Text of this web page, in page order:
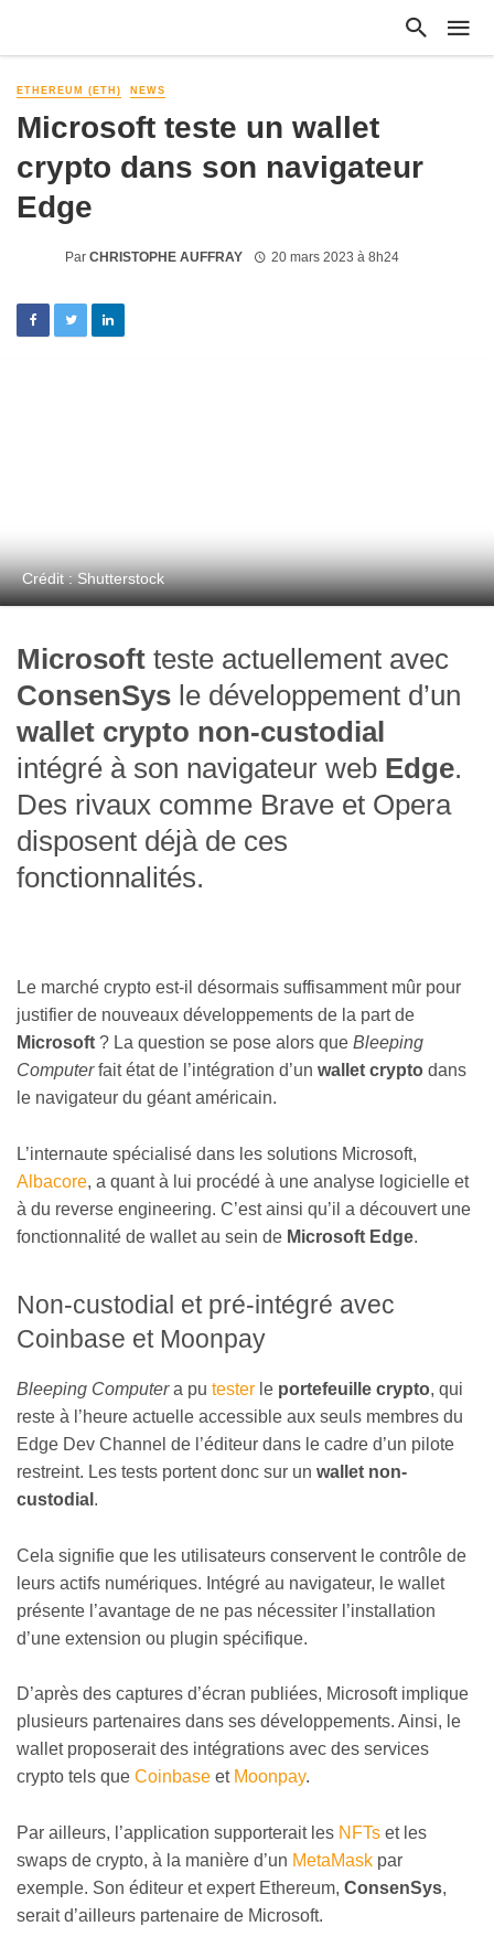
ETHEREUM (ETH) NEWS
Microsoft teste un wallet
crypto dans son navigateur
Edge
Par CHRISTOPHE AUFFRAY 20 mars 2023 à 8h24
Crédit : Shutterstock
Microsoft teste actuellement avec
ConsenSys le développement d’un
wallet crypto non-custodial
intégré à son navigateur web Edge.
Des rivaux comme Brave et Opera
disposent déjà de ces
fonctionnalités.
Le marché crypto est-il désormais suffisamment mûr pour
justifier de nouveaux développements de la part de
Microsoft ? La question se pose alors que Bleeping
Computerfait état de l’intégration d’un wallet crypto dans
le navigateur du géant américain.
L’internaute spécialisé dans les solutions Microsoft,
Albacore, a quant à lui procédé à une analyse logicielle et
à du reverse engineering. C’est ainsi qu’il a découvert une
fonctionnalité de wallet au sein de Microsoft Edge.
Non-custodial et pré-intégré avec
Coinbase et Moonpay
Bleeping Computera pu tester le portefeuille crypto, qui
reste à l’heure actuelle accessible aux seuls membres du
Edge Dev Channel de l’éditeur dans le cadre d’un pilote
restreint. Les tests portent donc sur un wallet non-
custodial .
Cela signifie que les utilisateurs conservent le contrôle de
leurs actifs numériques. Intégré au navigateur, le wallet
présente l’avantage de ne pas nécessiter l’installation
d’une extension ou plugin spécifique.
D’après des captures d’écran publiées, Microsoft implique
plusieurs partenaires dans ses développements. Ainsi, le
wallet proposerait des intégrations avec des services
crypto tels que Coinbase et Moonpay.
Par ailleurs, l’application supporterait les NFTs et les
swaps de crypto, à la manière d’un MetaMask par
exemple. Son éditeur et expert Ethereum, ConsenSys,
serait d’ailleurs partenaire de Microsoft.